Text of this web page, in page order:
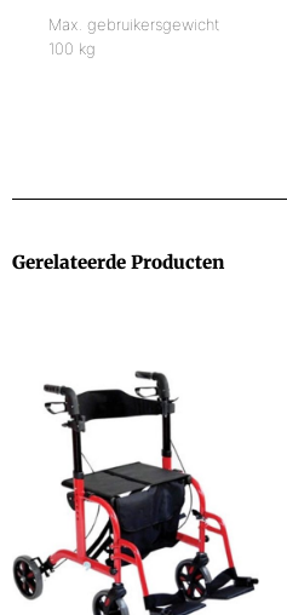
Max. gebruikersgewicht
100 kg
Gerelateerde Producten